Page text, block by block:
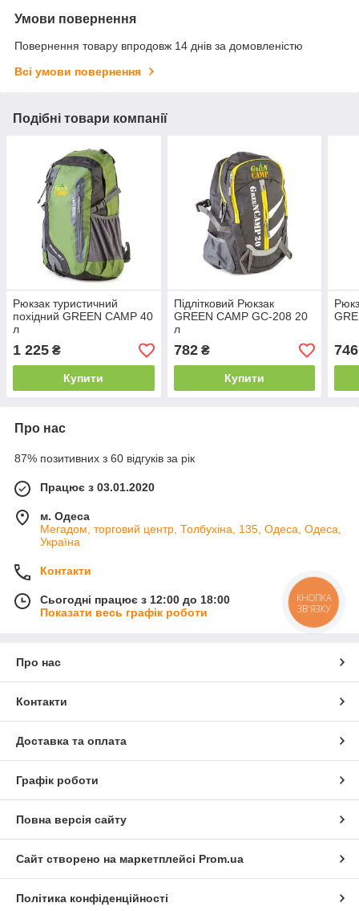
Умови повернення
Повернення товару впродовж 14 днів за домовленістю
Всі умови повернення
Подібні товари компанії
Рюкзак туристичний
похідний GREEN CAMP 40
л
1 225 ₴
Купити
Підлітковий Рюкзак
GREEN CAMP GC-208 20
л
782₴
Купити
746
Про нас
87% позитивних з 60 відгуків за рік
Працює з 03.01.2020
м. Одеса
Мегадом, торговий центр, Толбухіна, 135, Одеса, Одеса,
Україна
Контакти
Сьогодні працює з 12:00 до 18:00
Показати весь графік роботи
Про нас
Контакти
Доставка та оплата
Графік роботи
Повна версія сайту
Сайт створено на маркетплейсі Prom.ua
Політика конфіденційності
КНОПКА
ЗВ'ЯЗКУ